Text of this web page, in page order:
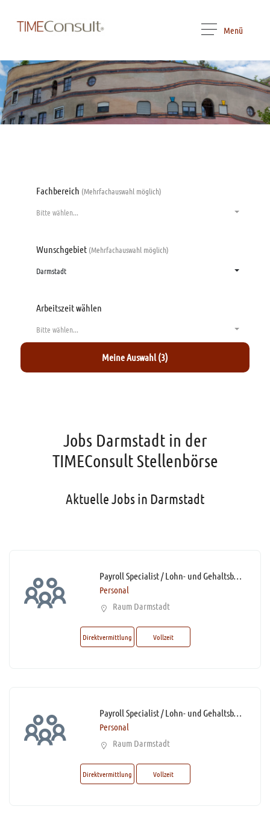
Menü
Fachbereich (Mehrfachauswahl möglich)
Bitte wählen...
Wunschgebiet (Mehrfachauswahl möglich)
Darmstadt
Arbeitszeit wählen
Bitte wählen...
Meine Auswahl (3)
Jobs Darmstadt in der
TIMEConsult Stellenbörse
Aktuelle Jobs in Darmstadt
Payroll Specialist / Lohn- und Gehaltsbuchhalter / Spezialist Entgeltabrechnung (m/w/d)* mit sehr guten DATEV-Kenntnissen
Personal
Raum Darmstadt
Direktvermittlung Vollzeit
Payroll Specialist / Lohn- und Gehaltsbuchhalter / Spezialist Entgeltabrechnung (m/w/d)* mit sehr guten DATEV-Kenntnissen
Personal
Raum Darmstadt
Direktvermittlung Vollzeit